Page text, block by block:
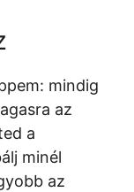
mindig
az
a
minél
az